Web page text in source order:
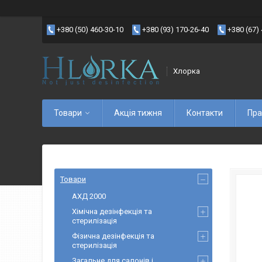
+380 (50) 460-30-10 +380 (93) 170-26-40 +380 (67)
Хлорка
Товари Акція тижня Контакти
Товари
АХД 2000
Хімічна дезінфекція та
стерилізація
Фізична дезінфекція та
стерилізація